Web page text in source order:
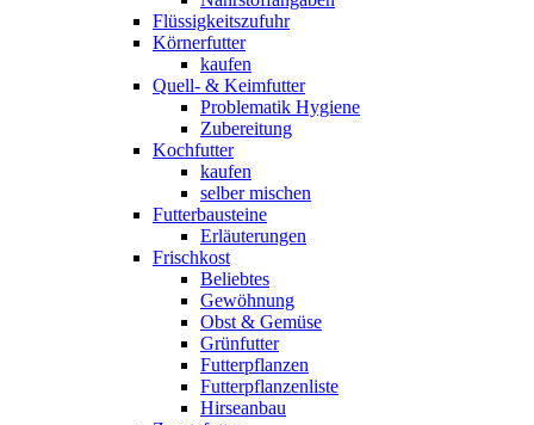
Flüssigkeitszufuhr
Körnerfutter
kaufen
Quell- & Keimfutter
Problematik Hygiene
Zubereitung
Kochfutter
kaufen
selber mischen
Futterbausteine
Erläuterungen
Frischkost
Beliebtes
Gewöhnung
Obst & Gemüse
Grünfutter
Futterpflanzen
Futterpflanzenliste
Hirseanbau